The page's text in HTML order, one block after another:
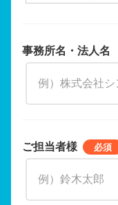
事務所名・法人名
ご担当者様